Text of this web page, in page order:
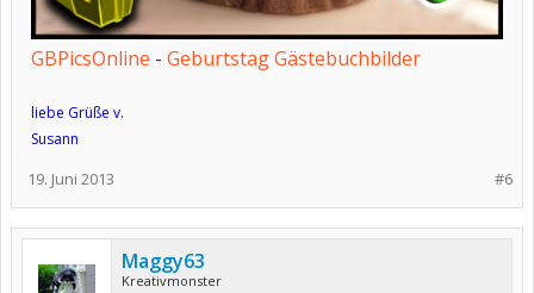
GBPicsOnline - Geburtstag Gästebuchbilder
liebe Grüße v.
Susann
#6
19. Juni 2013
Maggy63
Kreativmonster